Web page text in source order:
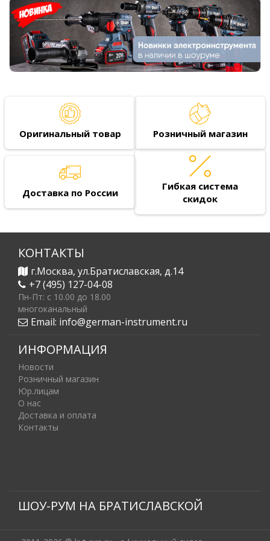
Оригинальный товар Розничный магазин
Доставка по России
Гибкая система
скидок
КОНТАКТЫ
г.Москва, ул.Братиславская, д.14
+7 (495) 127-04-08
Пн-Пт: c 10.00 до 18.00
многоканальный
Email: info@german-instrument.ru
ИНФОРМАЦИЯ
Новости
Розничный магазин
Юр.лицам
О нас
Доставка и оплата
Контакты
ШОУ-РУМ НА БРАТИСЛАВСКОЙ